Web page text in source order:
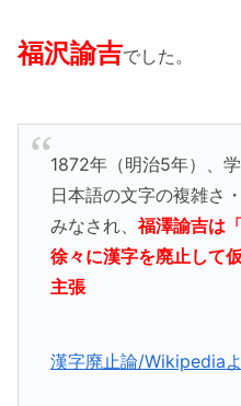
福沢諭吉でした。
1872年（明治5年）、
日本語の文字の複雑さ
みなされ、福澤諭吉は
徐々に漢字を廃止して
主張
漢字廃止論/Wikipedia